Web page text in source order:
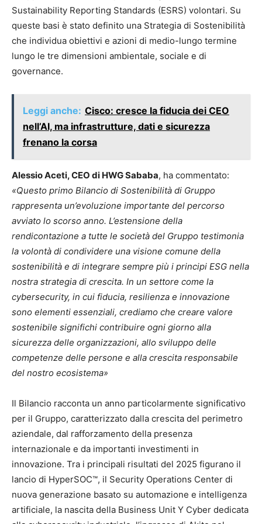
Sustainability Reporting Standards (ESRS) volontari. Su
queste basi è stato definito una Strategia di Sostenibilità
che individua obiettivi e azioni di medio-lungo termine
lungo le tre dimensioni ambientale, sociale e di
governance.
Leggi anche: Cisco: cresce la fiducia dei CEO
nell’AI, ma infrastrutture, dati e sicurezza
frenano la corsa
Alessio Aceti, CEO di HWG Sababa, ha commentato:
«Questo primo Bilancio di Sostenibilità di Gruppo
rappresenta un’evoluzione importante del percorso
avviato lo scorso anno. L’estensione della
rendicontazione a tutte le società del Gruppo testimonia
la volontà di condividere una visione comune della
sostenibilità e di integrare sempre più i principi ESG nella
nostra strategia di crescita. In un settore come la
cybersecurity, in cui fiducia, resilienza e innovazione
sono elementi essenziali, crediamo che creare valore
sostenibile significhi contribuire ogni giorno alla
sicurezza delle organizzazioni, allo sviluppo delle
competenze delle persone e alla crescita responsabile
del nostro ecosistema»
Il Bilancio racconta un anno particolarmente significativo
per il Gruppo, caratterizzato dalla crescita del perimetro
aziendale, dal rafforzamento della presenza
internazionale e da importanti investimenti in
innovazione. Tra i principali risultati del 2025 figurano il
lancio di HyperSOC™, il Security Operations Center di
nuova generazione basato su automazione e intelligenza
artificiale, la nascita della Business Unit Y Cyber dedicata